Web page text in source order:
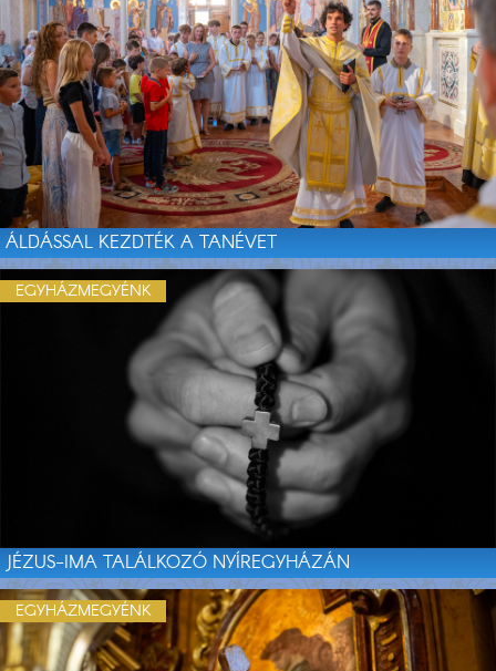
ÁLDÁSSAL KEZDTÉK A TANÉVET
JÉZUS-IMA TALÁLKOZÓ NYÍREGYHÁZÁN
EGYHÁZMEGYÉNK
EGYHÁZMEGYÉNK